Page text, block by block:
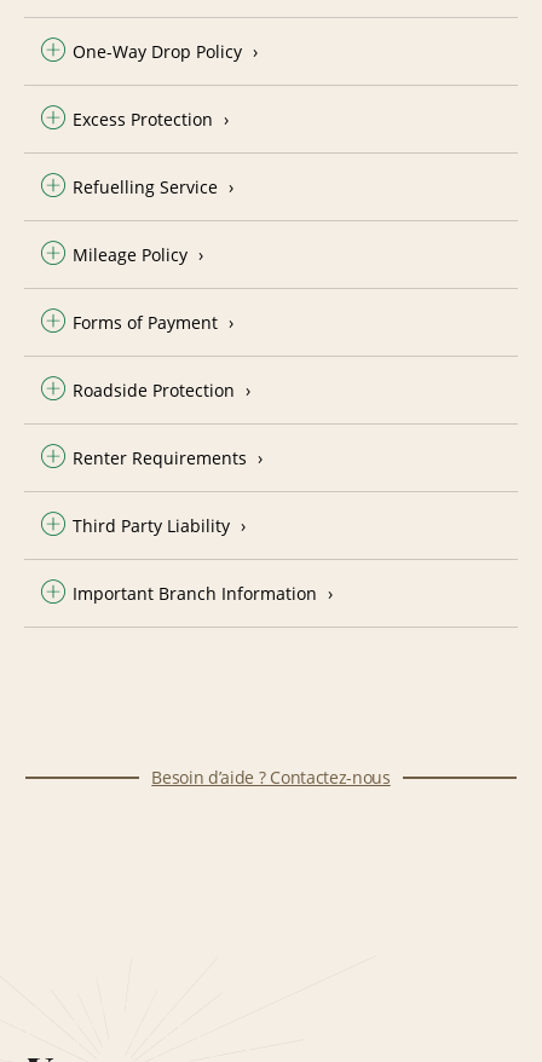
One-Way Drop Policy
Excess Protection
Refuelling Service
Mileage Policy
Forms of Payment
Roadside Protection
Renter Requirements
Third Party Liability
Important Branch Information
Besoin d’aide ? Contactez-nous